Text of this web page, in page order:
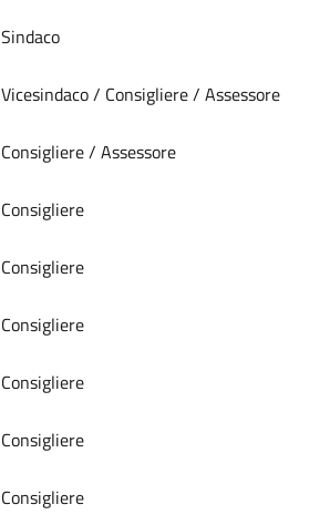
Sindaco
Vicesindaco / Consigliere / Assessore
Consigliere / Assessore
Consigliere
Consigliere
Consigliere
Consigliere
Consigliere
Consigliere